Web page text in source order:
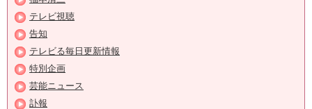
テレビ視聴
告知
テレビる毎日更新情報
特別企画
芸能ニュース
訃報